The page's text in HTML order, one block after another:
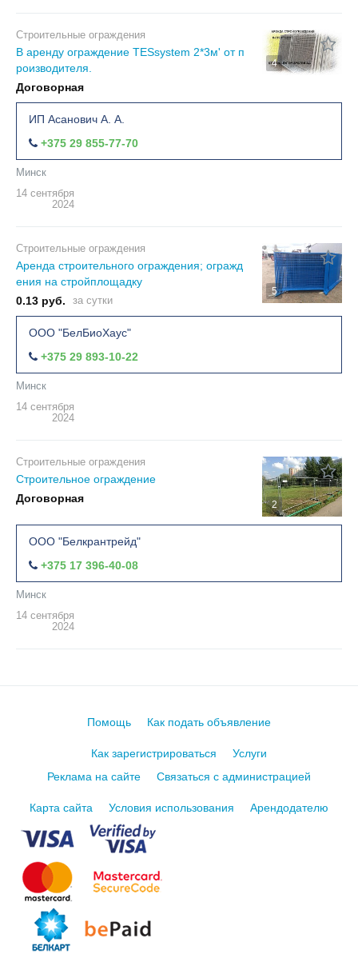
4
Строительные ограждения
В аренду ограждение TESsystem 2*3м' от п
роизводителя.
Договорная
ИП Асанович А. А.
+375 29 855-77-70
Минск
14 сентября
2024
5
Строительные ограждения
Аренда строительного ограждения; огражд
ения на стройплощадку
0.13 руб.
за сутки
ООО "БелБиоХаус"
+375 29 893-10-22
Минск
14 сентября
2024
2
Строительные ограждения
Строительное ограждение
Договорная
ООО "Белкрантрейд"
+375 17 396-40-08
Минск
14 сентября
2024
Помощь Как подать объявление
Как зарегистрироваться
Услуги
Реклама на сайте
Связаться с администрацией
Карта сайта Условия использования Арендодателю